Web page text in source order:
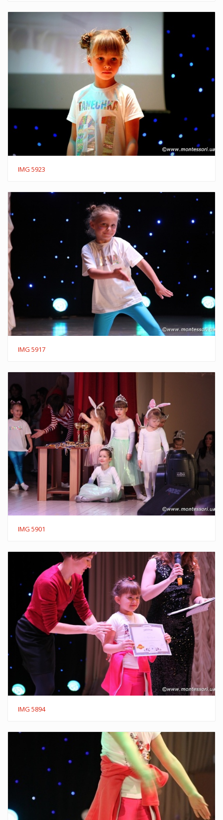
IMG 5923
IMG 5917
IMG 5901
IMG 5894